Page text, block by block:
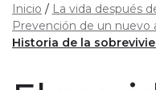
Inicio
La vida después
Prevención de un nuevo
Historia de la